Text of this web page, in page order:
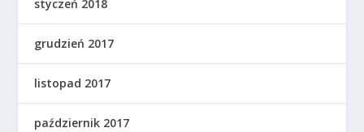
styczeń 2018
grudzień 2017
listopad 2017
październik 2017